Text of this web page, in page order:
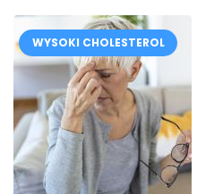
WYSOKI CHOLESTEROL